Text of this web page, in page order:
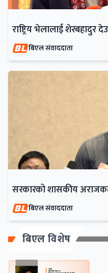
राष्ट्रिय भेलालाई शेरबहादुर
बिएल संवाददाता
सरकारको शासकीय
बिएल संवाददाता
बिएल विशेष